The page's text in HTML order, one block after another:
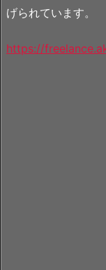
げられています。
https://